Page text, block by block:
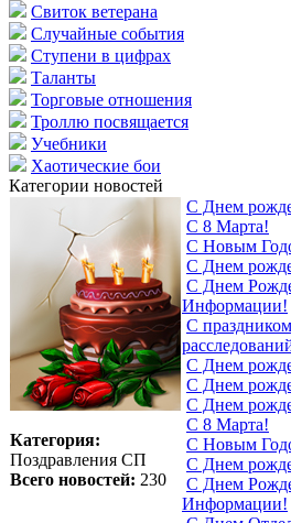
Свиток ветерана
Случайные события
Ступени в цифрах
Таланты
Торговые отношения
Троллю посвящается
Учебники
Хаотические бои
Категории новостей
Категория:
Поздравления СП
Всего новостей: 230
С Днем
С 8 Марта!
С Новым
С Днем
С Днем
Информации!
С
С Днем
С Днем
С Днем
С 8 Марта!
С Новым
С Днем
С Днем
Информации!